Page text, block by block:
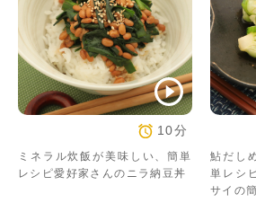
10分
ミネラル炊飯が美味しい、簡単
レシピ愛好家さんのニラ納豆丼
鮎だし
単レシ
サイの